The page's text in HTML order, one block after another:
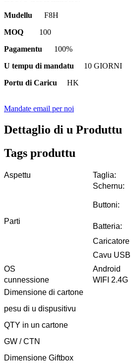
Mudellu F8H
MOQ 100
Pagamentu 100%
U tempu di mandatu 10 GIORNI
Portu di Caricu HK
Mandate email per noi
Dettaglio di u Produttu
Tags produttu
Aspettu Taglia:
Parti
Schernu:
Buttoni:
Batteria:
Caricatore
Cavu USB
OS
Android
cunnessione
WIFI 2.4G
Dimensione di cartone
pesu di u dispusitivu
QTY in un cartone
GW / CTN
Dimensione Giftbox